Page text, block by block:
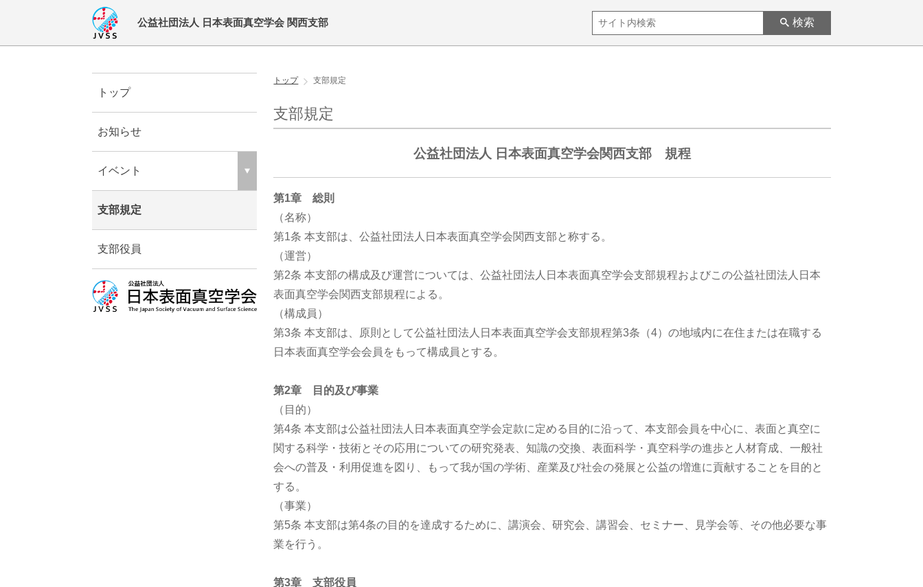
公益社団法人 日本表面真空学会 関西支部 検索
トップ
お知らせ
イベント
支部規定
支部役員
トップ 支部規定
支部規定
公益社団法人 日本表面真空学会関西支部 規程
第1章 総則
（名称）
第1条 本支部は、公益社団法人日本表面真空学会関西支部と称する。
（運営）
第2条 本支部の構成及び運営については、公益社団法人日本表面真空学会支部規程およびこの公益社団法人日本
表面真空学会関西支部規程による。
（構成員）
第3条 本支部は、原則として公益社団法人日本表面真空学会支部規程第3条（4）の地域内に在住または在職する
日本表面真空学会会員をもって構成員とする。
第2章 目的及び事業
（目的）
第4条 本支部は公益社団法人日本表面真空学会定款に定める目的に沿って、本支部会員を中心に、表面と真空に
関する科学・技術とその応用についての研究発表、知識の交換、表面科学・真空科学の進歩と人材育成、一般社
会への普及・利用促進を図り、もって我が国の学術、産業及び社会の発展と公益の増進に貢献することを目的と
する。
（事業）
第5条 本支部は第4条の目的を達成するために、講演会、研究会、講習会、セミナー、見学会等、その他必要な事
業を行う。
第3章 支部役員